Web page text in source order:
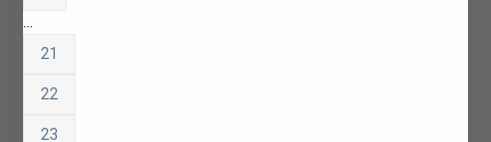
21
22
23